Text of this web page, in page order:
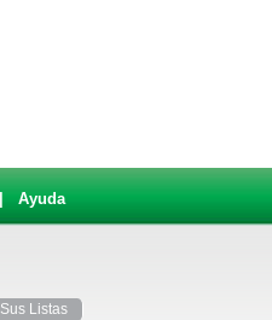
Ayuda
Sus Listas